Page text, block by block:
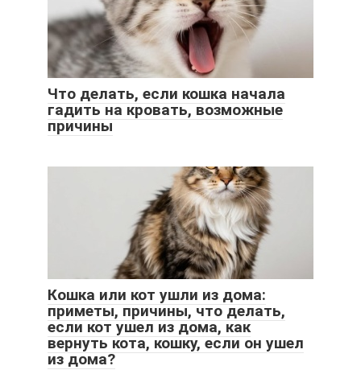
Что делать, если кошка начала
гадить на кровать, возможные
причины
Кошка или кот ушли из дома:
приметы, причины, что делать,
если кот ушел из дома, как
вернуть кота, кошку, если он ушел
из дома?